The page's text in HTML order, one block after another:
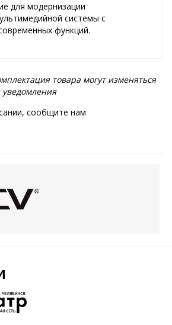
для модернизации
системы с
функций.
товара могут изменяться
уведомления
сообщите нам